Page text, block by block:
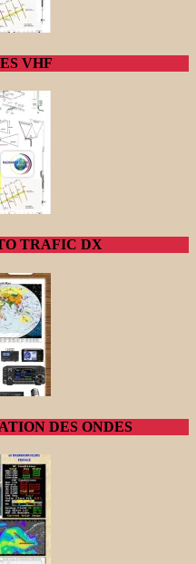
VHF
TRAFIC DX
DES ONDES